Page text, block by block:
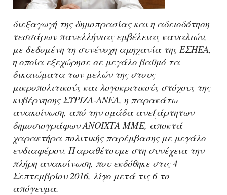
διεξαγωγή της δημοπρασίας και η αδειοδότηση
τεσσάρων πανελλήνιας εμβέλειας καναλιών,
με δεδομένη τη συνένοχη αμηχανία της ΕΣΗΕΑ,
η οποία εξεχώρησε σε μεγάλο βαθμό τα
δικαιώματα των μελών της στους
μικροπολιτικούς και λογοκριτικούς στόχους της
κυβέρνησης ΣΥΡΙΖΑ-ΑΝΕΛ, η παρακάτω
ανακοίνωση, από την ομάδα ανεξάρτητων
δημοσιογράφων ΑΝΟΙΧΤΑ ΜΜΕ, αποκτά
χαρακτήρα πολιτικής παρέμβασης με μεγάλο
ενδιαφέρον. Παραθέτουμε στη συνέχεια την
πλήρη ανακοίνωση, που εκδόθηκε στις 4
Σεπτεμβρίου 2016, λίγο μετά τις 6 το
απόγευμα.